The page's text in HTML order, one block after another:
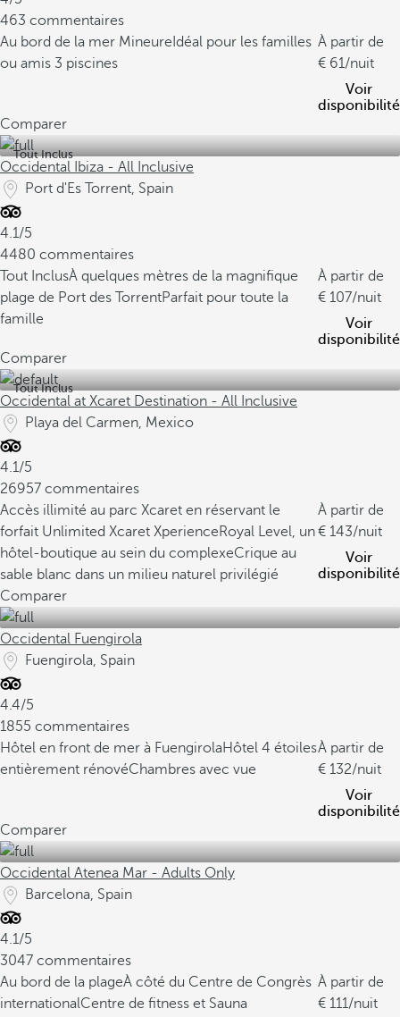
463 commentaires
Au bord de la mer Mineure Idéal pour les familles
ou amis 3 piscines
À partir de
61/nuit
Voir
disponibilité
Comparer
Tout Inclus
Occidental Ibiza - All Inclusive
Port d'Es Torrent, Spain
4.1/5
4480 commentaires
Tout InclusÀ quelques mètres de la magnifique
plage de Port des TorrentParfait pour toute la
famille
À partir de
107/nuit
Voir
disponibilité
Comparer
Tout Inclus
Occidental at Xcaret Destination - All Inclusive
Playa del Carmen, Mexico
4.1/5
26957 commentaires
Accès illimité au parc Xcaret en réservant le
forfait Unlimited Xcaret XperienceRoyal Level, un
hôtel-boutique au sein du complexeCrique au
sable blanc dans un milieu naturel privilégié
À partir de
143/nuit
Voir
disponibilité
Comparer
Occidental Fuengirola
Fuengirola, Spain
4.4/5
1855 commentaires
Hôtel en front de mer à FuengirolaHôtel 4 étoiles
entièrement rénovéChambres avec vue
À partir de
132/nuit
Voir
disponibilité
Comparer
Occidental Atenea Mar - Adults Only
Barcelona, Spain
4.1/5
3047 commentaires
Au bord de la plageÀ côté du Centre de Congrès
internationalCentre de fitness et Sauna
À partir de
111/nuit